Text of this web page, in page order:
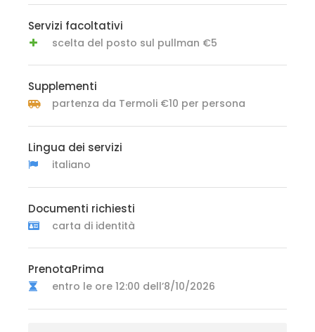
Servizi facoltativi
scelta del posto sul pullman €5
Supplementi
partenza da Termoli €10 per persona
Lingua dei servizi
italiano
Documenti richiesti
carta di identità
PrenotaPrima
entro le ore 12:00 dell’8/10/2026